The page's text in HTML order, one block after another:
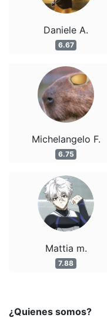
Daniele A.
6.67
Michelangelo F.
6.75
Mattia m.
7.88
¿Quienes somos?